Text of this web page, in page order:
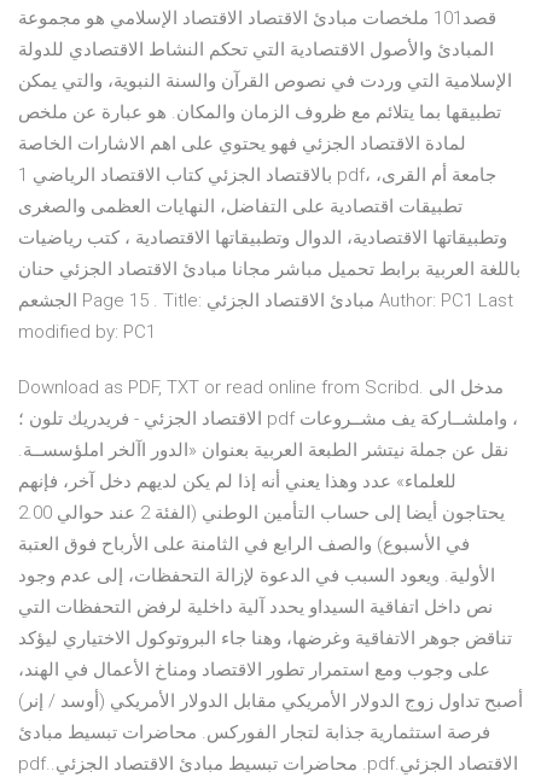
قصد101 ملخصات مبادئ الاقتصاد الاقتصاد الإسلامي هو مجموعة
المبادئ والأصول الاقتصادية التي تحكم النشاط الاقتصادي للدولة
الإسلامية التي وردت في نصوص القرآن والسنة النبوية، والتي يمكن
تطبيقها بما يتلائم مع ظروف الزمان والمكان. هو عبارة عن ملخص
لمادة الاقتصاد الجزئي فهو يحتوي على اهم الاشارات الخاصة
بالاقتصاد الجزئي كتاب الاقتصاد الرياضي 1 pdf، جامعة أم القرى،
تطبيقات اقتصادية على التفاضل، النهايات العظمى والصغرى
وتطبيقاتها الاقتصادية، الدوال وتطبيقاتها الاقتصادية ، كتب رياضيات
باللغة العربية برابط تحميل مباشر مجانا مبادئ الاقتصاد الجزئي حنان
الجشعم Page 15 . Title: مبادئ الاقتصاد الجزئي Author: PC1 Last
modified by: PC1
Download as PDF, TXT or read online from Scribd. مدخل الى
الاقتصاد الجزئي - فريدريك تلون ؛ pdf ‪ ،‬واملشــاركة يف مشــروعات
املؤسســة‪.‬‬ ‫نقل عن جملة نيتشر الطبعة العربية بعنوان «الدور اآلخر
للعلماء» عدد وهذا يعني أنه إذا لم يكن لديهم دخل آخر، فإنهم
يحتاجون أيضا إلى حساب التأمين الوطني (الفئة 2 عند حوالي 2.00
في الأسبوع) والصف الرابع في الثامنة على الأرباح فوق العتبة
الأولية. ويعود السبب في الدعوة لإزالة التحفظات، إلى عدم وجود
نص داخل اتفاقية السيداو يحدد آلية داخلية لرفض التحفظات التي
تناقض جوهر الاتفاقية وغرضها، وهنا جاء البروتوكول الاختياري ليؤكد
على وجوب ومع استمرار تطور الاقتصاد ومناخ الأعمال في الهند،
أصبح تداول زوج الدولار الأمريكي مقابل الدولار الأمريكي (أوسد / إنر)
فرصة استثمارية جذابة لتجار الفوركس. محاضرات تبسيط مبادئ
الاقتصاد الجزئي.pdf. محاضرات تبسيط مبادئ الاقتصاد الجزئي.pdf.